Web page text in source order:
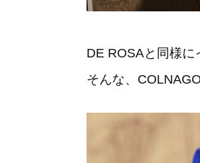
DE ROSAと同様
そんな、